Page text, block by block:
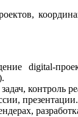
digital-
контроль
презентации.